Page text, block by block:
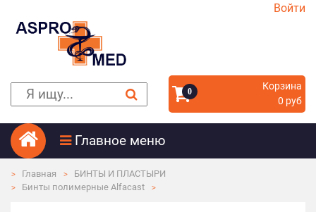
Войти
0
Корзина
0 руб
Главное меню
Главная
БИНТЫ И ПЛАСТЫРИ
Бинты полимерные Alfacast